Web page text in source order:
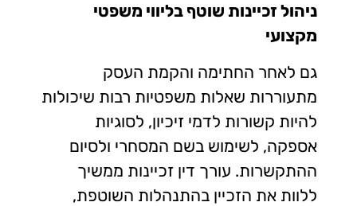
ניהול זכיינות שוטף בליווי משפטי
מקצועי
גם לאחר החתימה והקמת העסק
מתעוררות שאלות משפטיות רבות שיכולות
להיות קשורות לדמי זיכיון, לסוגיות
אספקה, לשימוש בשם המסחרי ולסיום
ההתקשרות. עורך דין זכיינות ממשיך
ללוות את הזכיין בהתנהלות השוטפת,